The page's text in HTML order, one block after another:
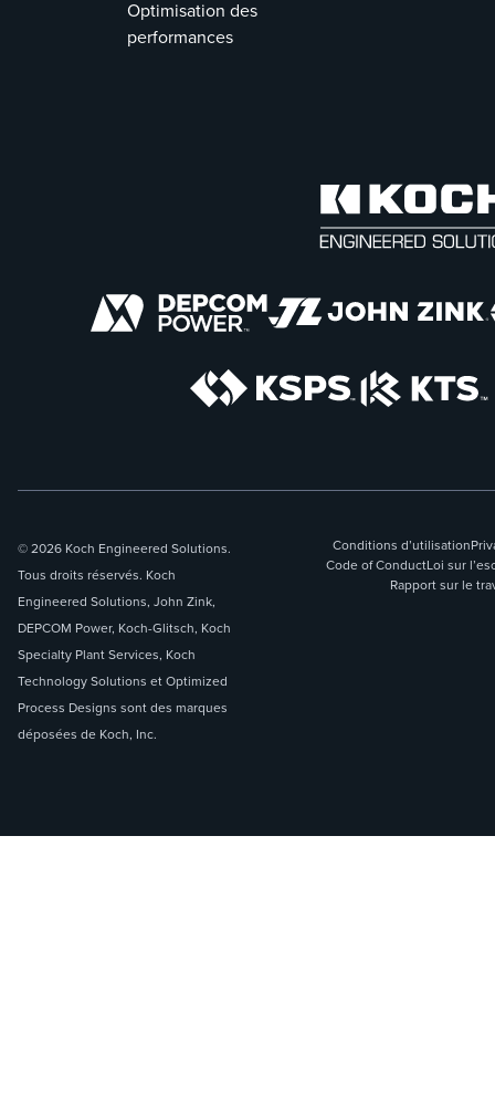
Optimisation des
performances
© 2026 Koch Engineered Solutions.
Tous droits réservés. Koch
Engineered Solutions, John Zink,
DEPCOM Power, Koch-Glitsch, Koch
Specialty Plant Services, Koch
Technology Solutions et Optimized
Process Designs sont des marques
déposées de Koch, Inc.
Conditions d’utilisation
Code of ConductLoi sur
Rapport sur le